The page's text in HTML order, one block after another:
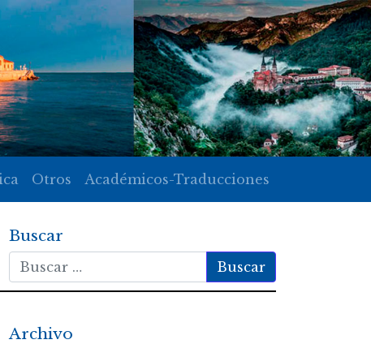
Otros Académicos-Traducciones
Buscar
Buscar
Archivo